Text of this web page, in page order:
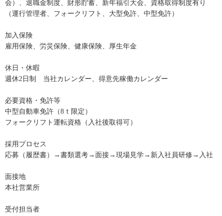
会）、退職金制度、財形貯蓄、新年福引大会、資格取得制度有り
（運行管理者、フォークリフト、大型免許、中型免許）
加入保険
雇用保険、労災保険、健康保険、厚生年金
休日・休暇
週休2日制 当社カレンダー、得意先稼働カレンダー
必要資格・免許等
中型自動車免許（8ｔ限定）
フォークリフト運転資格（入社後取得可）
採用プロセス
応募（履歴書）→書類選考→面接→現場見学→新入社員研修→入社
面接地
本社営業所
受付担当者